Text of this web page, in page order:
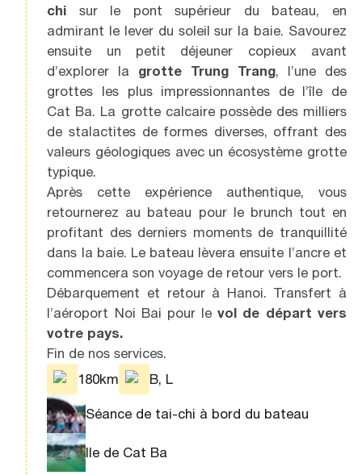
chi sur le pont supérieur du bateau, en
admirant le lever du soleil sur la baie. Savourez
ensuite un petit déjeuner copieux avant
d’explorer la grotte Trung Trang, l’une des
grottes les plus impressionnantes de l’île de
Cat Ba. La grotte calcaire possède des milliers
de stalactites de formes diverses, offrant des
valeurs géologiques avec un écosystème grotte
typique.
Après cette expérience authentique, vous
retournerez au bateau pour le brunch tout en
profitant des derniers moments de tranquillité
dans la baie. Le bateau lèvera ensuite l’ancre et
commencera son voyage de retour vers le port.
Débarquement et retour à Hanoi. Transfert à
l’aéroport Noi Bai pour le vol de départ vers
votre pays.
Fin de nos services.
180km
B, L
Séance de tai-chi à bord du bateau
Ile de Cat Ba